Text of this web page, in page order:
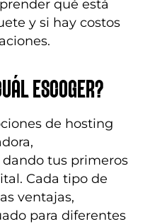
qué está
y si hay costos
ESCOGER?
de hosting
tus primeros
Cada tipo de
ventajas,
para diferentes